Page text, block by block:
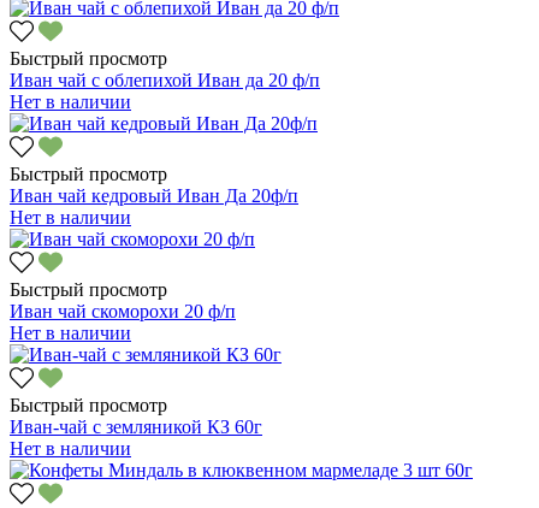
Быстрый просмотр
Иван чай с облепихой Иван да 20 ф/п
Нет в наличии
Быстрый просмотр
Иван чай кедровый Иван Да 20ф/п
Нет в наличии
Быстрый просмотр
Иван чай скоморохи 20 ф/п
Нет в наличии
Быстрый просмотр
Иван-чай с земляникой КЗ 60г
Нет в наличии